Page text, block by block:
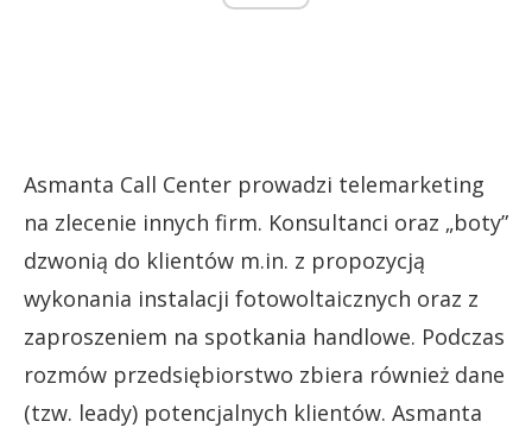
Asmanta Call Center prowadzi telemarketing
na zlecenie innych firm. Konsultanci oraz „boty”
dzwonią do klientów m.in. z propozycją
wykonania instalacji fotowoltaicznych oraz z
zaproszeniem na spotkania handlowe. Podczas
rozmów przedsiębiorstwo zbiera również dane
(tzw. leady) potencjalnych klientów. Asmanta